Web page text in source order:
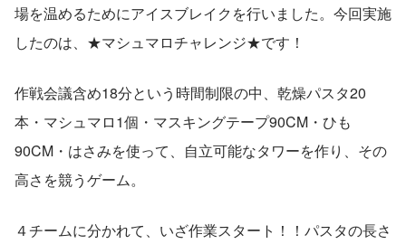
場を温めるためにアイスブレイクを行いました。今回実施
したのは、★マシュマロチャレンジ★です！
作戦会議含め18分という時間制限の中、乾燥パスタ20
本・マシュマロ1個・マスキングテープ90CM・ひも
90CM・はさみを使って、自立可能なタワーを作り、その
高さを競うゲーム。
４チームに分かれて、いざ作業スタート！！パスタの長さ